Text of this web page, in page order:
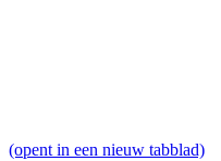
(opent in een nieuw tabblad)